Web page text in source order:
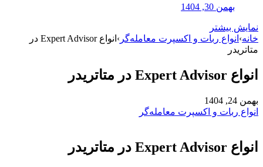
بهمن 30, 1404
نمایش بیشتر
خانه› انواع ربات و اکسپرت معامله‌گر ›
انواع Expert Advisor در
متاتریدر
انواع Expert Advisor در متاتریدر
بهمن 24, 1404
انواع ربات و اکسپرت معامله‌گر
انواع Expert Advisor در متاتریدر